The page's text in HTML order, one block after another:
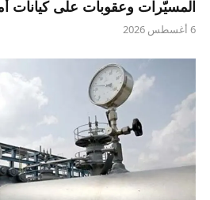
المسيّرات وعقوبات على كيانات
6 أغسطس 2026